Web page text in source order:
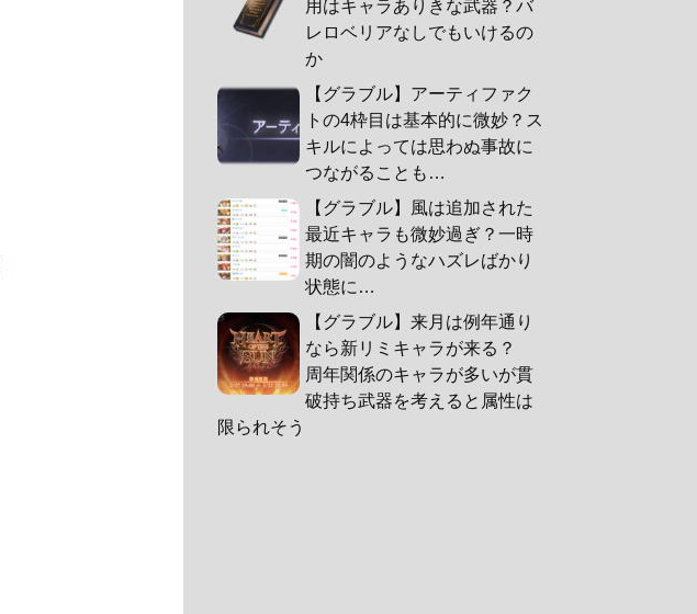
用はキャラありきな武器？バ
レロベリアなしでもいけるの
か
【グラブル】アーティファク
トの4枠目は基本的に微妙？ス
キルによっては思わぬ事故に
つながることも…
【グラブル】風は追加された
最近キャラも微妙過ぎ？一時
期の闇のようなハズレばかり
状態に…
【グラブル】来月は例年通り
なら新リミキャラが来る？
周年関係のキャラが多いが貫
破持ち武器を考えると属性は
限られそう